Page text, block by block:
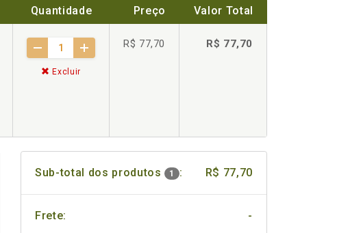
Quantidade Preço Valor Total
Excluir
R$ 77,70 R$ 77,70
Sub-total dos produtos 1 : R$ 77,70
Frete: -